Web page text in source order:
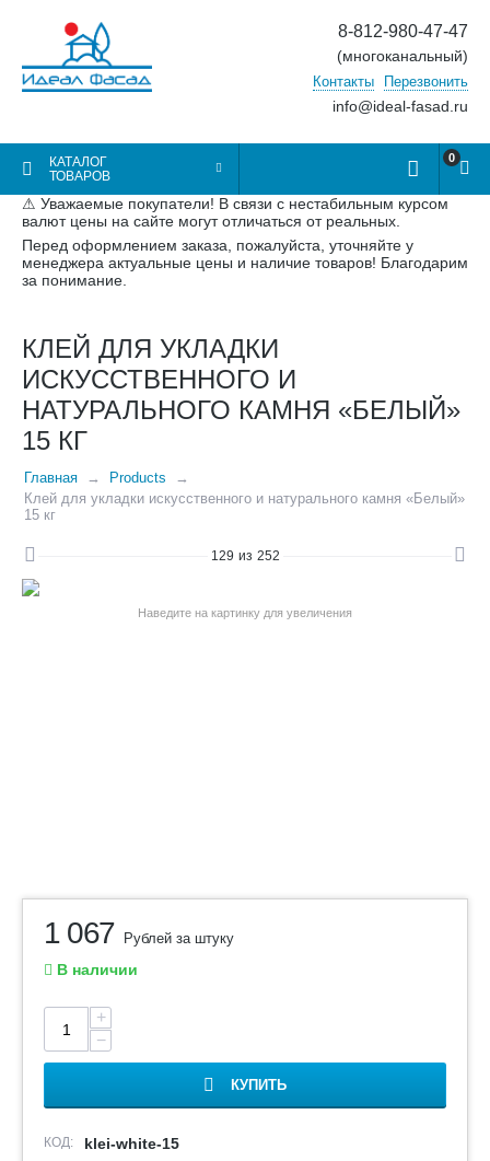
8-812-980-47-47
(многоканальный)
Контакты Перезвонить
info@ideal-fasad.ru
КАТАЛОГ
ТОВАРОВ
0
⚠ Уважаемые покупатели! В связи с нестабильным курсом
валют цены на сайте могут отличаться от реальных.
Перед оформлением заказа, пожалуйста, уточняйте у
менеджера актуальные цены и наличие товаров! Благодарим
за понимание.
КЛЕЙ ДЛЯ УКЛАДКИ
ИСКУССТВЕННОГО И
НАТУРАЛЬНОГО КАМНЯ «БЕЛЫЙ»
15 КГ
Главная
Products
Клей для укладки искусственного и натурального камня «Белый»
15 кг
129 из 252
Наведите на картинку для увеличения
1 067 Рублей за штуку
В наличии
+
−
КУПИТЬ
КОД: klei-white-15